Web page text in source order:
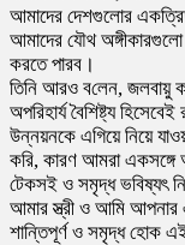
আমাদের দেশগুলোর
আমাদের যৌথ অঙ্গীকারগুলো
করতে পারব।
তি‌নি আরও ব‌লেন, জলবায়ু
অপরিহার্য বৈশিষ্ট্য
উন্নয়নকে এগিয়ে নিয়ে
করি, কারণ আমরা একসঙ্গে
টেকসই ও সমৃদ্ধ ভবিষ্যৎ
আমার স্ত্রী ও আমি আপনার
শান্তিপূর্ণ ও সমৃদ্ধ হোক